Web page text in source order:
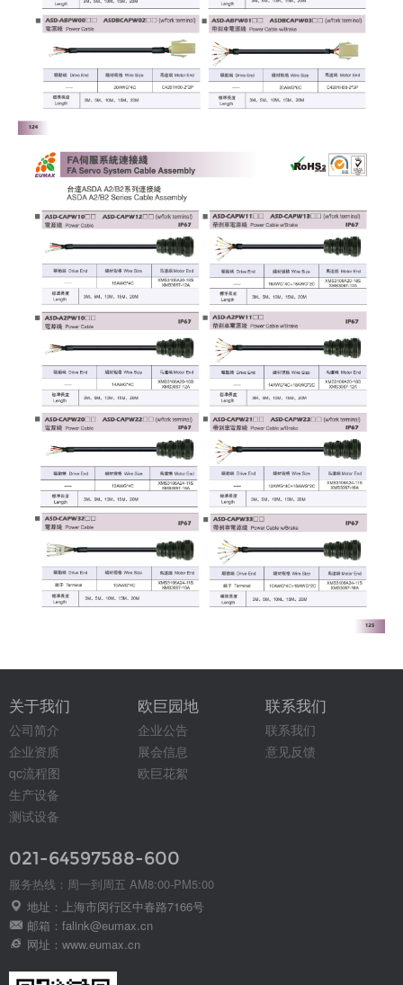
关于我们
公司简介
企业资质
qc流程图
生产设备
测试设备
欧巨园地
企业公告
展会信息
欧巨花絮
联系我们
联系我们
意见反馈
021-64597588-600
服务热线：周一到周五 AM8:00-PM5:00
地址：上海市闵行区中春路7166号
邮箱：falink@eumax.cn
网址：www.eumax.cn